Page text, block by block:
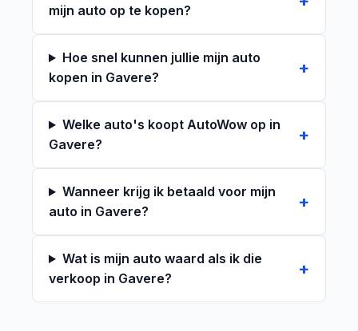
mijn auto op te kopen?
Hoe snel kunnen jullie mijn auto
kopen in Gavere?
Welke auto's koopt AutoWow op in
Gavere?
Wanneer krijg ik betaald voor mijn
auto in Gavere?
Wat is mijn auto waard als ik die
verkoop in Gavere?